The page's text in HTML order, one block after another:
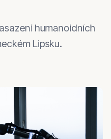
humanoidních
Lipsku.